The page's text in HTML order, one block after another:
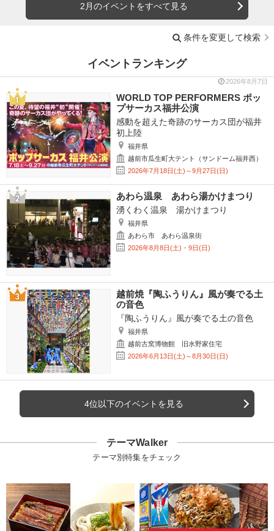
2月のイベントをすべて見る
条件を変更して検索
イベントランキング
2026年8月7日
WORLD TOP PERFORMERS ポッ
プサーカス福井公演
感動を超えた奇跡のサーカス団が福井
初上陸
福井県
越前市瓜生町大テント（サンドーム福井西）
2026年7月18日(土)～9月27日(日)
あわら温泉 あわら湯かけまつり
湧くわく温泉 湯かけまつり
福井県
あわら市 あわら温泉街
2026年8月8日(土)・9日(日)
越前焼『陶ふうりん』風が奏でる土
の音色
『陶ふうりん』風が奏でる土の音色
福井県
越前古窯博物館 旧水野家住宅
2026年6月13日(土)～8月30日(日)
4位以下のイベントを見る
テーマWalker
テーマ別特集をチェック